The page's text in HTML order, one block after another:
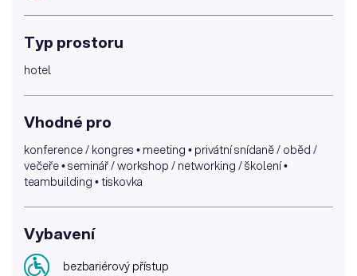
Typ prostoru
hotel
Vhodné pro
konference / kongres • meeting • privátní snídaně / oběd /
večeře • seminář / workshop / networking / školení •
teambuilding • tiskovka
Vybavení
bezbariérový přístup